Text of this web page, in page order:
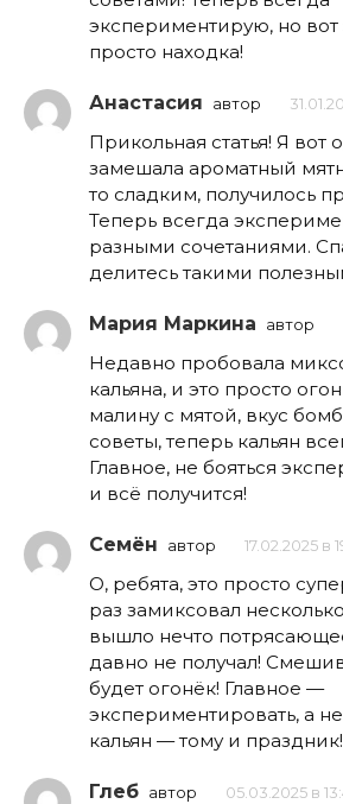
экспериментирую, но
просто находка!
Анастасия автор
Прикольная статья! Я вот
замешала ароматный
то сладким, получилось
Теперь всегда
разными сочетаниями.
делитесь такими
Мария Маркина автор
Недавно пробовала
кальяна, и это просто
малину с мятой, вкус
советы, теперь кальян
Главное, не бояться
и всё получится!
Семён автор 17.02.2025 в
О, ребята, это просто
раз замиксовал
вышло нечто
давно не получал!
будет огонёк! Главное —
экспериментировать, а
кальян — тому и праздник!
Глеб автор 05.03.2025 в